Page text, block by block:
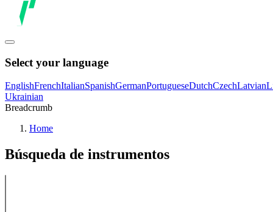
Select your language
EnglishFrenchItalianSpanishGermanPortugueseDutchCzechLatvian
Ukrainian
Breadcrumb
Home
Búsqueda de instrumentos